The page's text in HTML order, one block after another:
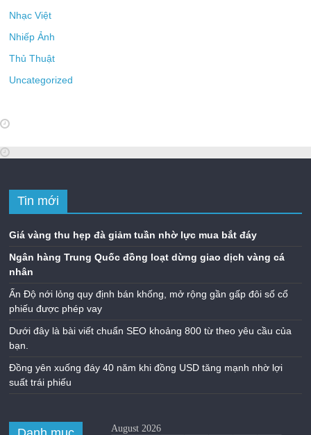
Nhạc Việt
Nhiếp Ảnh
Thủ Thuật
Uncategorized
Tin mới
Giá vàng thu hẹp đà giảm tuần nhờ lực mua bắt đáy
Ngân hàng Trung Quốc đồng loạt dừng giao dịch vàng cá
nhân
Ấn Độ nới lỏng quy định bán khống, mở rộng gần gấp đôi số cổ
phiếu được phép vay
Dưới đây là bài viết chuẩn SEO khoảng 800 từ theo yêu cầu của
bạn.
Đồng yên xuống đáy 40 năm khi đồng USD tăng mạnh nhờ lợi
suất trái phiếu
August 2026